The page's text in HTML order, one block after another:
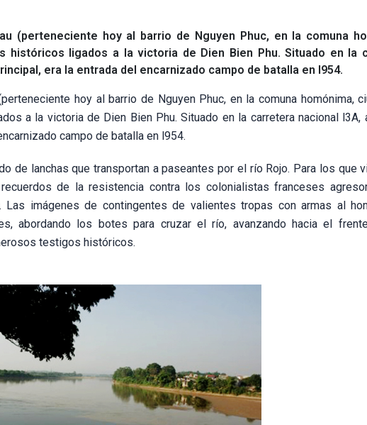
(perteneciente hoy al barrio de Nguyen Phuc, en la comuna
históricos ligados a la victoria de Dien Bien Phu. Situado en la
era la entrada del encarnizado campo de batalla en l954.
hoy al barrio de Nguyen Phuc, en la comuna homónima,
a la victoria de Dien Bien Phu. Situado en la carretera nacional l3A,
campo de batalla en l954.
de lanchas que transportan a paseantes por el río Rojo. Para los que
de la resistencia contra los colonialistas franceses
Las imágenes de contingentes de valientes tropas con armas al
abordando los botes para cruzar el río, avanzando hacia el
testigos históricos.